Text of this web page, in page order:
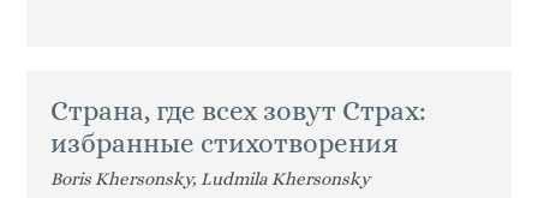
Страна, где всех зовут Страх:
избранные стихотворения
Boris Khersonsky, Ludmila Khersonsky